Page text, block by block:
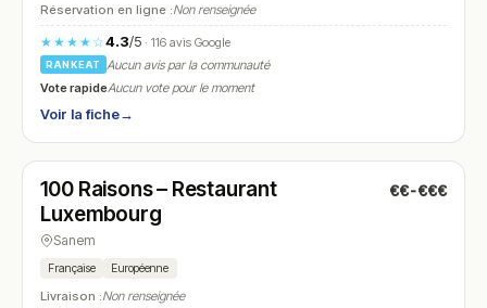
Réservation en ligne :Non renseignée
★★★★☆4.3/5· 116 avis Google
RANKEAT
Aucun avis par la communauté
Vote rapideAucun vote pour le moment
Voir la fiche→
N° 22
100 Raisons – Restaurant
Luxembourg
€€-€€€
Sanem
Française Européenne
Livraison :Non renseignée